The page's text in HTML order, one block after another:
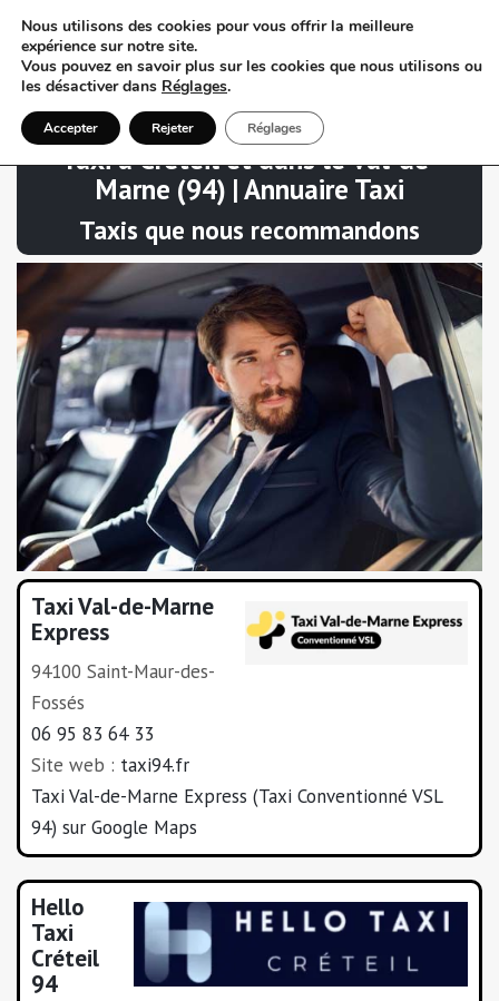
Taxi à Créteil et dans le Val-de-
Marne (94) | Annuaire Taxi
Taxis que nous recommandons
Taxi Val-de-Marne
Express
94100 Saint-Maur-des-
Fossés
06 95 83 64 33
Site web : taxi94.fr
Taxi Val-de-Marne Express (Taxi Conventionné VSL
94) sur Google Maps
Hello
Taxi
Créteil
94
Nous utilisons des cookies pour vous offrir la meilleure
expérience sur notre site.
Vous pouvez en savoir plus sur les cookies que nous utilisons ou
les désactiver dans Réglages.
Accepter Rejeter Réglages